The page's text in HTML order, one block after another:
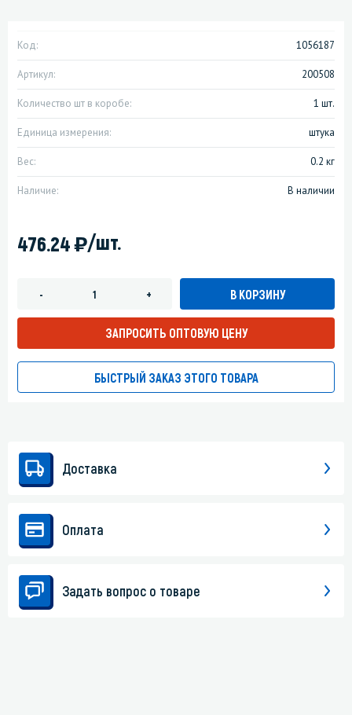
Код: 1056187
Артикул: 200508
Количество шт в коробе: 1 шт.
Единица измерения: штука
Вес: 0.2 кг
Наличие: В наличии
476.24)/шт.
- + В КОРЗИНУ
ЗАПРОСИТЬ ОПТОВУЮ ЦЕНУ
БЫСТРЫЙ ЗАКАЗ ЭТОГО ТОВАРА
Доставка
Оплата
Задать вопрос о товаре